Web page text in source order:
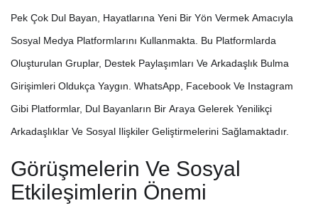
Pek Çok Dul Bayan, Hayatlarına Yeni Bir Yön Vermek Amacıyla
Sosyal Medya Platformlarını Kullanmakta. Bu Platformlarda
Oluşturulan Gruplar, Destek Paylaşımları Ve Arkadaşlık Bulma
Girişimleri Oldukça Yaygın. WhatsApp, Facebook Ve Instagram
Gibi Platformlar, Dul Bayanların Bir Araya Gelerek Yenilikçi
Arkadaşlıklar Ve Sosyal Ilişkiler Geliştirmelerini Sağlamaktadır.
Görüşmelerin Ve Sosyal
Etkileşimlerin Önemi